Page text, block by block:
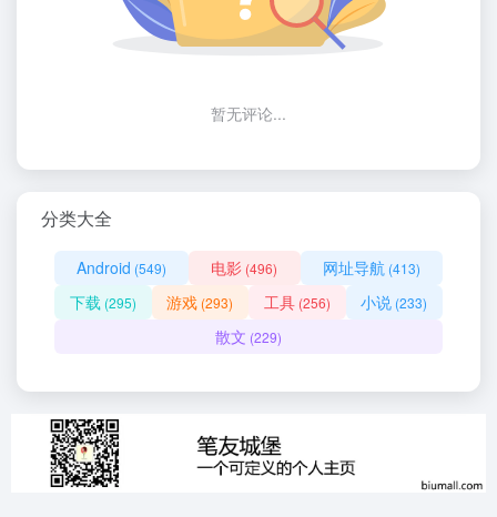
暂无评论...
分类大全
Android (549) 电影 (496) 网址导航 (413)
下载 (295) 游戏 (293) 工具(256) 小说 (233)
散文 (229)